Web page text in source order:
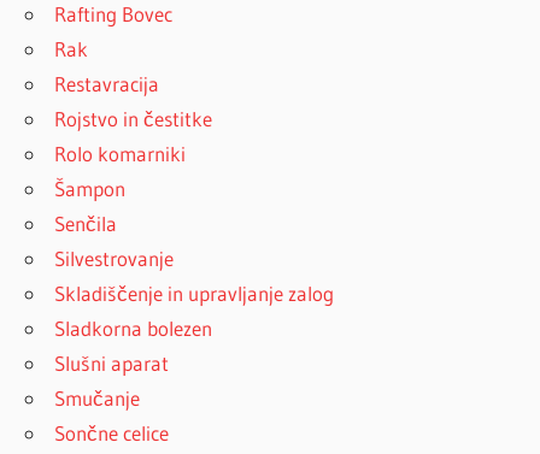
Rafting Bovec
Rak
Restavracija
Rojstvo in čestitke
Rolo komarniki
Šampon
Senčila
Silvestrovanje
Skladiščenje in upravljanje zalog
Sladkorna bolezen
Slušni aparat
Smučanje
Sončne celice